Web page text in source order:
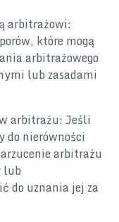
arbitrażowi:
które mogą
arbitrażowego
lub zasadami
arbitrażu: Jeśli
do nierówności
arbitrażu
lub
do uznania jej za